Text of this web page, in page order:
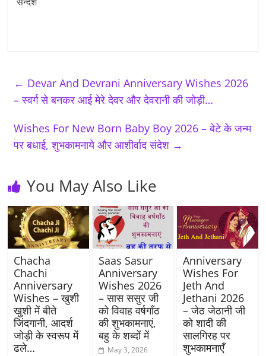
← Devar And Devrani Anniversary Wishes 2026
– स्वर्ग से बनकर आई मेरे देवर और देवरानी की जोड़ी…
Wishes For New Born Baby Boy 2026 – बेटे के जन्म
पर बधाई, शुभकामनाये और आशीर्वाद संदेश →
You May Also Like
Chacha
Chachi
Anniversary
Wishes – खुशी
खुशी में बीते
जिंदगानी, आदर्श
जोड़ी के स्वरूप में
ढले…
Saas Sasur
Anniversary
Wishes 2026
– सास ससुर जी
को विवाह वर्षगाँठ
की शुभकामनाएं,
बहु के शब्दों में
May 3, 2026
Anniversary
Wishes For
Jeth And
Jethani 2026
– जेठ जेठानी जी
को शादी की
सालगिरह पर
शुभकामनाएँ